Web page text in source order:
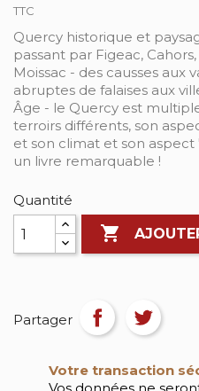
TTC
Quercy historique et
passant par Figeac,
Moissac - des causses aux
abruptes de falaises aux
Âge - le Quercy est
terroirs différents, son
et son climat et son
un livre remarquable !
Quantité

Partager
Votre transaction